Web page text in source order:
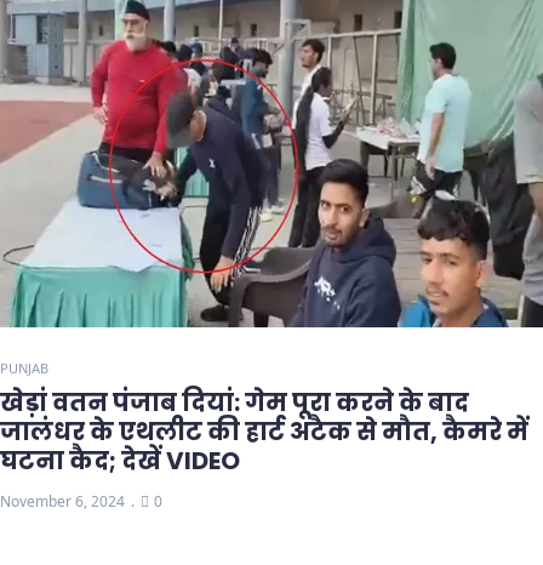
PUNJAB
खेड़ां वतन पंजाब दियां: गेम पूरा करने के बाद
जालंधर के एथलीट की हार्ट अटैक से मौत, कैमरे में
घटना कैद; देखें VIDEO
November 6, 2024 0